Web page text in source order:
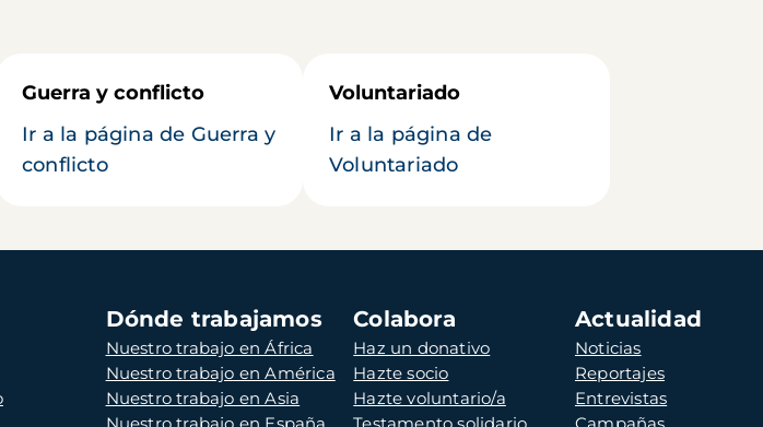
Guerra y conflicto
Ir a la página de Guerra y
conflicto
Voluntariado
Ir a la página de
Voluntariado
Dónde trabajamos
Nuestro trabajo en África
Nuestro trabajo en América
Nuestro trabajo en Asia
Nuestro trabajo en España
Colabora
Haz un donativo
Hazte socio
Hazte voluntario/a
Testamento solidario
Actualidad
Noticias
Reportajes
Entrevistas
Campañas